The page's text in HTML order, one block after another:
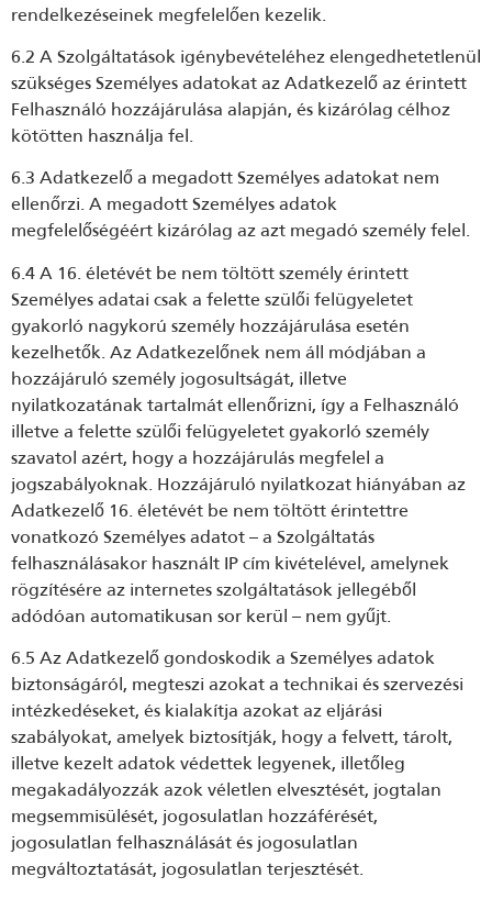
rendelkezéseinek megfelelően kezelik.
6.2 A Szolgáltatások igénybevételéhez elengedhetetlenül
szükséges Személyes adatokat az Adatkezelő az érintett
Felhasználó hozzájárulása alapján, és kizárólag célhoz
kötötten használja fel.
6.3 Adatkezelő a megadott Személyes adatokat nem
ellenőrzi. A megadott Személyes adatok
megfelelőségéért kizárólag az azt megadó személy felel.
6.4 A 16. életévét be nem töltött személy érintett
Személyes adatai csak a felette szülői felügyeletet
gyakorló nagykorú személy hozzájárulása esetén
kezelhetők. Az Adatkezelőnek nem áll módjában a
hozzájáruló személy jogosultságát, illetve
nyilatkozatának tartalmát ellenőrizni, így a Felhasználó
illetve a felette szülői felügyeletet gyakorló személy
szavatol azért, hogy a hozzájárulás megfelel a
jogszabályoknak. Hozzájáruló nyilatkozat hiányában az
Adatkezelő 16. életévét be nem töltött érintettre
vonatkozó Személyes adatot – a Szolgáltatás
felhasználásakor használt IP cím kivételével, amelynek
rögzítésére az internetes szolgáltatások jellegéből
adódóan automatikusan sor kerül – nem gyűjt.
6.5 Az Adatkezelő gondoskodik a Személyes adatok
biztonságáról, megteszi azokat a technikai és szervezési
intézkedéseket, és kialakítja azokat az eljárási
szabályokat, amelyek biztosítják, hogy a felvett, tárolt,
illetve kezelt adatok védettek legyenek, illetőleg
megakadályozzák azok véletlen elvesztését, jogtalan
megsemmisülését, jogosulatlan hozzáférését,
jogosulatlan felhasználását és jogosulatlan
megváltoztatását, jogosulatlan terjesztését.